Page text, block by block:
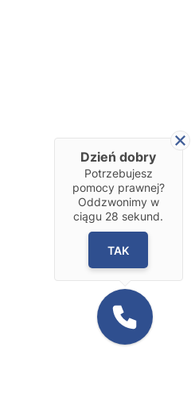
Dzień dobry
Potrzebujesz
pomocy prawnej?
Oddzwonimy w
ciągu 28 sekund.
TAK